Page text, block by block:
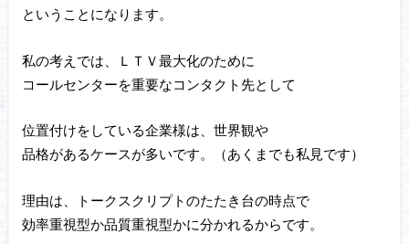
ということになります。
私の考えでは、ＬＴＶ最大化のために
コールセンターを重要なコンタクト先として
位置付けをしている企業様は、世界観や
品格があるケースが多いです。（あくまでも私見です）
理由は、トークスクリプトのたたき台の時点で
効率重視型か品質重視型かに分かれるからです。